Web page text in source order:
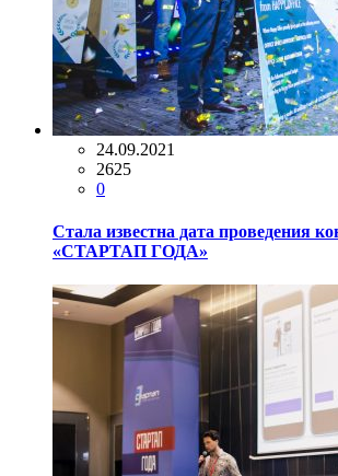
24.09.2021
2625
0
Стала известна дата проведения
«СТАРТАП ГОДА»